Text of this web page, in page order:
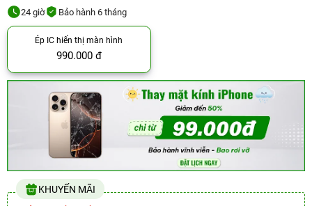
24 giờ Bảo hành 6 tháng
Ép IC hiển thị màn hình
990.000 đ
KHUYẾN MÃI